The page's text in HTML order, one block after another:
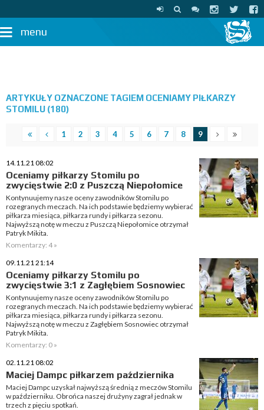
menu
ARTYKUŁY OZNACZONE TAGIEM OCENIAMY PIŁKARZY
STOMILU (180)
1 2 3 4 5 6 7 8 9
14.11.21 08:02
Oceniamy piłkarzy Stomilu po
zwycięstwie 2:0 z Puszczą Niepołomice
Kontynuujemy nasze oceny zawodników Stomilu po
rozegranych meczach. Na ich podstawie będziemy wybierać
piłkarza miesiąca, piłkarza rundy i piłkarza sezonu.
Najwyższą notę w meczu z Puszczą Niepołomice otrzymał
Patryk Mikita.
Komentarzy: 4 »
09.11.21 21:14
Oceniamy piłkarzy Stomilu po
zwycięstwie 3:1 z Zagłębiem Sosnowiec
Kontynuujemy nasze oceny zawodników Stomilu po
rozegranych meczach. Na ich podstawie będziemy wybierać
piłkarza miesiąca, piłkarza rundy i piłkarza sezonu.
Najwyższą notę w meczu z Zagłębiem Sosnowiec otrzymał
Patryk Mikita.
Komentarzy: 0 »
02.11.21 08:02
Maciej Dampc piłkarzem października
Maciej Dampc uzyskał najwyższą średnią z meczów Stomilu
w październiku. Obrońca naszej drużyny zagrał jednak w
trzech z pięciu spotkań.